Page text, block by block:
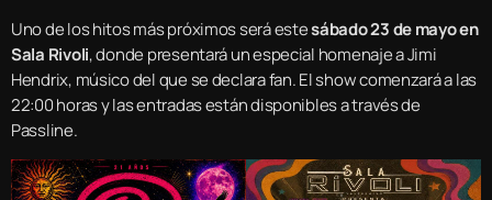
Uno de los hitos más próximos será estesábado 23 de mayo en
Sala Rivoli, donde presentará un especial homenaje a Jimi
Hendrix, músico del que se declara fan. El show comenzará a las
22:00 horas y las entradas están disponibles a través de
Passline.